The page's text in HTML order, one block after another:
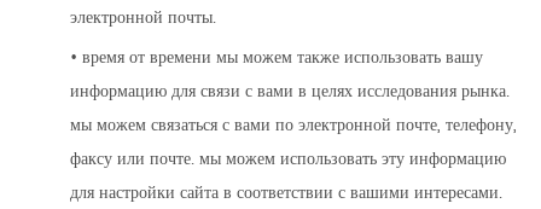
электронной почты.
• время от времени мы можем также использовать вашу
информацию для связи с вами в целях исследования рынка.
мы можем связаться с вами по электронной почте, телефону,
факсу или почте. мы можем использовать эту информацию
для настройки сайта в соответствии с вашими интересами.